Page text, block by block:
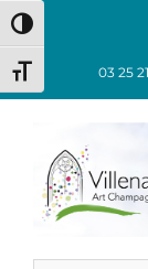
Passer en
Changer la taille
Passer
au
03 25